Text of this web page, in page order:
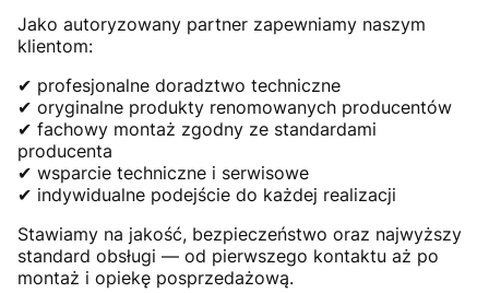
Jako autoryzowany partner zapewniamy naszym
klientom:
✔ profesjonalne doradztwo techniczne
✔ oryginalne produkty renomowanych producentów
✔ fachowy montaż zgodny ze standardami
producenta
✔ wsparcie techniczne i serwisowe
✔ indywidualne podejście do każdej realizacji
Stawiamy na jakość, bezpieczeństwo oraz najwyższy
standard obsługi — od pierwszego kontaktu aż po
montaż i opiekę posprzedażową.